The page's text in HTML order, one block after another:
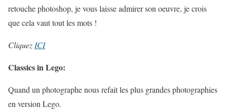
retouche photoshop, je vous laisse admirer son oeuvre, je crois
que cela vaut tout les mots !
Cliquez ICI
Classics in Lego:
Quand un photographe nous refait les plus grandes photographies
en version Lego.